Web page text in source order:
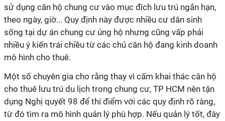
sử dụng căn hộ chung cư vào mục đích lưu trú ngắn hạn,
theo ngày, giờ... Quy định này được nhiều cư dân sinh
sống tại dự án chung cư ủng hộ nhưng cũng vấp phải
nhiều ý kiến trái chiều từ các chủ căn hộ đang kinh doanh
mô hình cho thuê.
Một số chuyên gia cho rằng thay vì cấm khai thác căn hộ
cho thuê lưu trú du lịch trong chung cư, TP HCM nên tận
dụng Nghị quyết 98 để thí điểm với các quy định rõ ràng,
từ đó tìm ra mô hình quản lý phù hợp. Nếu quản lý tốt, đây